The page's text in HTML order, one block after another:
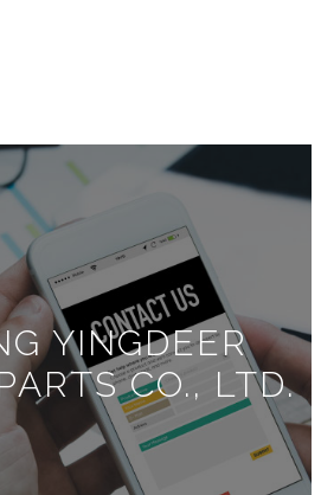
YINGDEER
CO., LTD.